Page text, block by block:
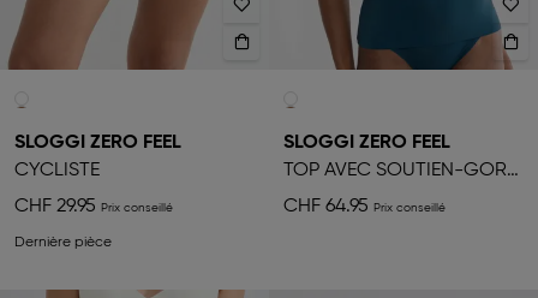
SLOGGI ZERO FEEL
CYCLISTE
CHF 29.95
Dernière pièce
SLOGGI ZERO FEEL
TOP AVEC SOUTIEN-GORGE LIFT-UP
CHF 64.95